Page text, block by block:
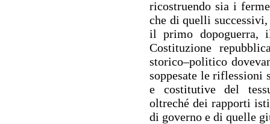
ricostruendo sia i
che di quelli
il primo dopoguerra,
Costituzione
storico–politico
soppesate le riflessioni
e costitutive del
oltreché dei rapporti
di governo e di quelle